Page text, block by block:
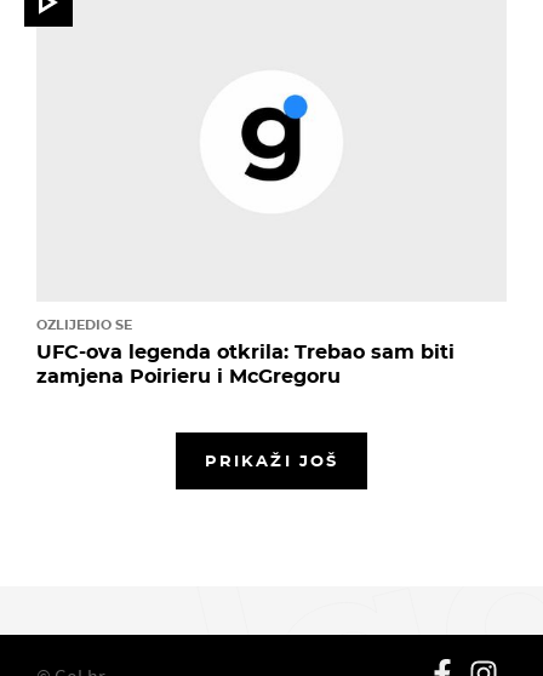
OZLIJEDIO SE
UFC-ova legenda otkrila: Trebao sam biti
zamjena Poirieru i McGregoru
PRIKAŽI JOŠ